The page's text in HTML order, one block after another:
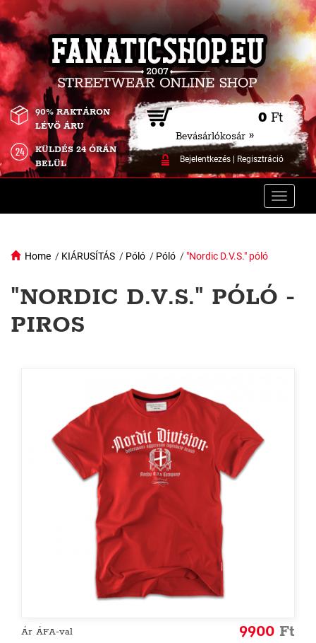
0 Ft
Bevásárlókosár »
Bejelentkezés| Regisztráció
90% RAKTÁRON
LÉVŐ ÁRU
KÜLDÉS 24 ÓRÁN
BELÜL
Toggle
Home / KIÁRUSÍTÁS / Póló / Póló / "Nordic D.V.S." póló
"NORDIC D.V.S." PÓLÓ -
PIROS
Ár ÁFA-val 9900 Ft